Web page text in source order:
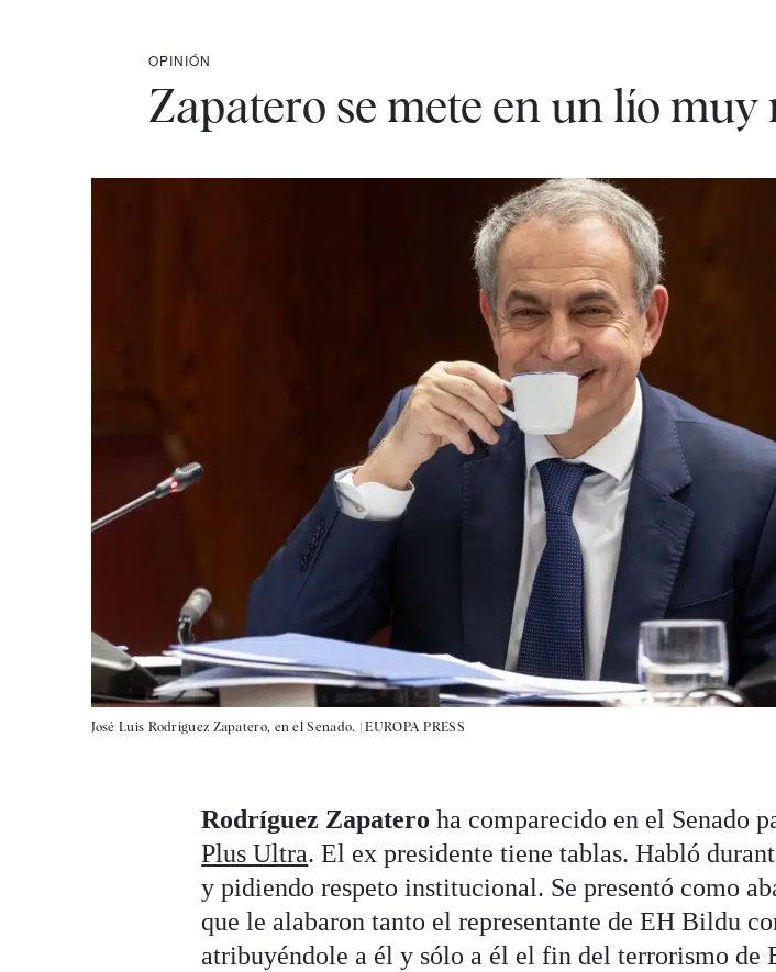
OPINIÓN
Zapatero se mete en un lío muy
José Luis Rodríguez Zapatero, en el Senado. |EUROPA PRESS
Rodríguez Zapatero ha comparecido en el Senado
Plus Ultra. El ex presidente tiene tablas. Habló
y pidiendo respeto institucional. Se presentó como
que le alabaron tanto el representante de EH Bildu
atribuyéndole a él y sólo a él el fin del terrorismo de